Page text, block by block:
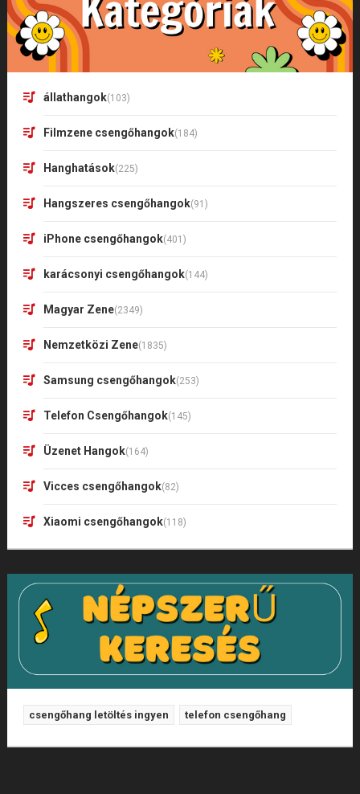
állathangok(103)
Filmzene csengőhangok(184)
Hanghatások(225)
Hangszeres csengőhangok(91)
iPhone csengőhangok(401)
karácsonyi csengőhangok(144)
Magyar Zene(2349)
Nemzetközi Zene(1835)
Samsung csengőhangok(253)
Telefon Csengőhangok(145)
Üzenet Hangok(164)
Vicces csengőhangok(82)
Xiaomi csengőhangok(118)
csengőhang letöltés ingyen telefon csengőhang